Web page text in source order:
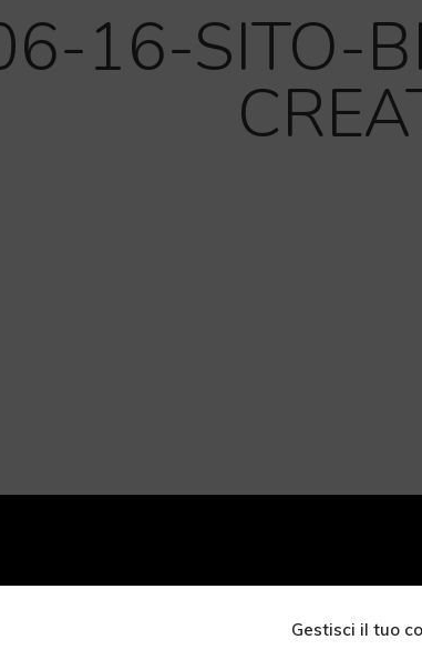
Gestisci il tuo
16-SITO-
RESTA IN CONTATTO CON NOI: